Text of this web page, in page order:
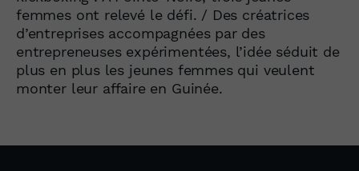
femmes ont relevé le défi. / Des créatrices
d’entreprises accompagnées par des
entrepreneuses expérimentées, l’idée séduit de
plus en plus les jeunes femmes qui veulent
monter leur affaire en Guinée.